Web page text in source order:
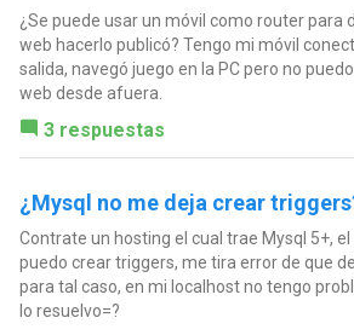
¿Se puede usar un móvil como router para
web hacerlo publicó? Tengo mi móvil
salida, navegó juego en la PC pero no
web desde afuera.
3 respuestas
¿Mysql no me deja crear
Contrate un hosting el cual trae Mysql 5+,
puedo crear triggers, me tira error de que
para tal caso, en mi localhost no tengo
lo resuelvo=?